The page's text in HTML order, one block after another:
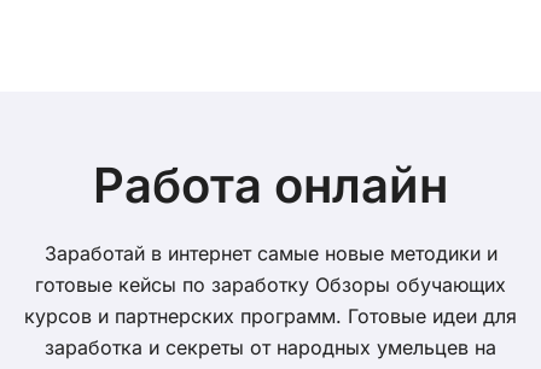
Работа онлайн
Заработай в интернет самые новые методики и
готовые кейсы по заработку Обзоры обучающих
курсов и партнерских программ. Готовые идеи для
заработка и секреты от народных умельцев на